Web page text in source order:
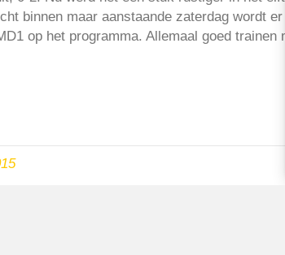
binnen maar aanstaande zaterdag wordt
op het programma. Allemaal goed